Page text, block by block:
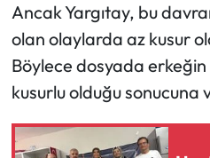
Ancak Yargıtay, bu
olan olaylarda az kusur
Böylece dosyada erkeğin
kusurlu olduğu sonucuna